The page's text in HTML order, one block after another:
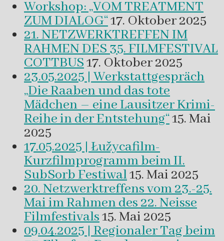
Workshop: „VOM TREATMENT
ZUM DIALOG“17. Oktober 2025
21. NETZWERKTREFFEN IM
RAHMEN DES 35. FILMFESTIVAL
COTTBUS17. Oktober 2025
23.05.2025 | Werkstattgespräch
„Die Raaben und das tote
Mädchen – eine Lausitzer Krimi-
Reihe in der Entstehung“15. Mai
2025
17.05.2025 | Łužycafilm-
Kurzfilmprogramm beim II.
SubSorb Festiwal15. Mai 2025
20. Netzwerktreffens vom 23.-25.
Mai im Rahmen des 22. Neisse
Filmfestivals15. Mai 2025
09.04.2025 | Regionaler Tag beim